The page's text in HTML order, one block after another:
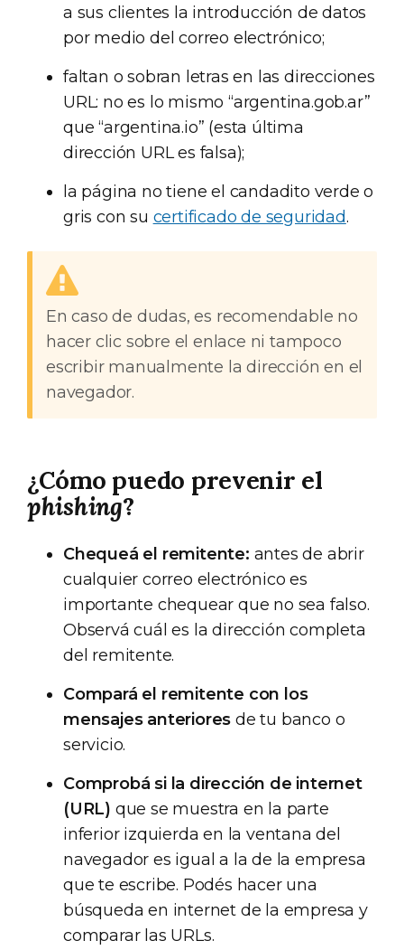
a sus clientes la introducción de datos
por medio del correo electrónico;
faltan o sobran letras en las direcciones
URL: no es lo mismo “argentina.gob.ar”
que “argentina.io” (esta última
dirección URL es falsa);
la página no tiene el candadito verde o
gris con su certificado de seguridad.
En caso de dudas, es recomendable no
hacer clic sobre el enlace ni tampoco
escribir manualmente la dirección en el
navegador.
¿Cómo puedo prevenir el
phishing?
Chequeá el remitente: antes de abrir
cualquier correo electrónico es
importante chequear que no sea falso.
Observá cuál es la dirección completa
del remitente.
Compará el remitente con los
mensajes anteriores de tu banco o
servicio.
Comprobá si la dirección de internet
(URL) que se muestra en la parte
inferior izquierda en la ventana del
navegador es igual a la de la empresa
que te escribe. Podés hacer una
búsqueda en internet de la empresa y
comparar las URLs.